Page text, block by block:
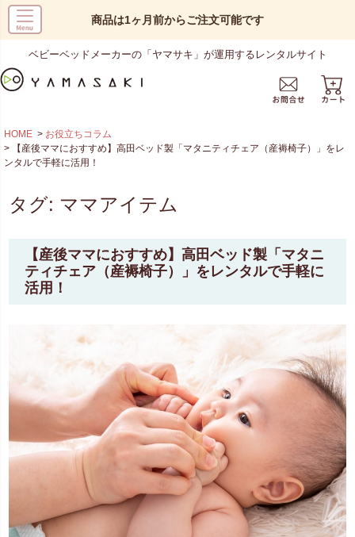
商品は1ヶ月前からご注文可能です
ベビーベッドメーカーの「ヤマサキ」が運用するレンタルサイト
HOME
お役立ちコラム
【産後ママにおすすめ】高田ベッド製「マタニティチェア（産褥椅子）」をレ
ンタルで手軽に活用！
タグ: ママアイテム
【産後ママにおすすめ】高田ベッド製「マタニ
ティチェア（産褥椅子）」をレンタルで手軽に
活用！